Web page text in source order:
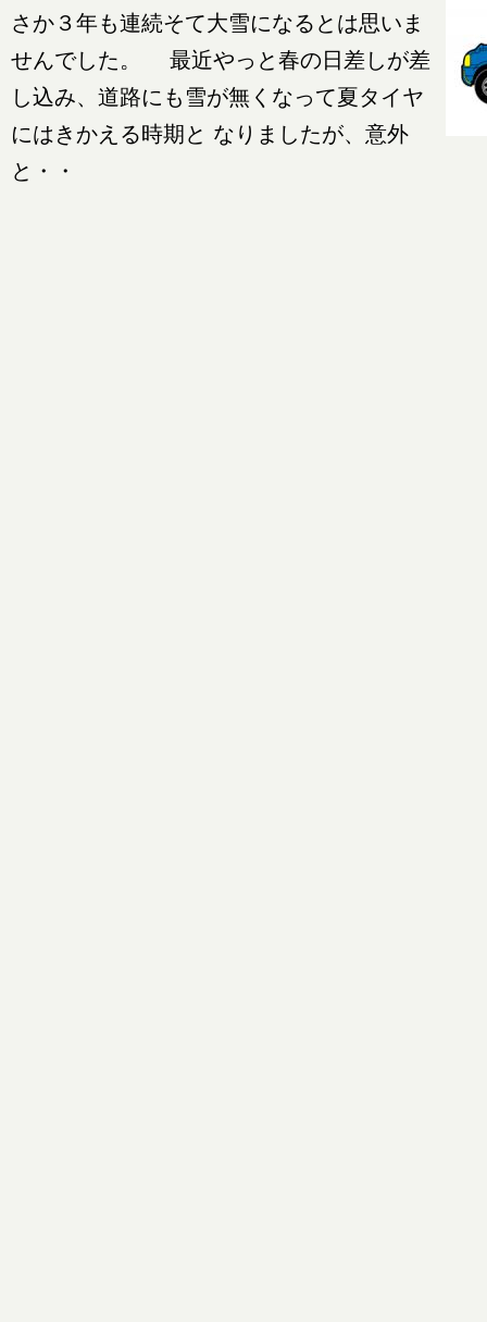
さか３年も連続そて大雪になるとは思いま
せんでした。 最近やっと春の日差しが差
し込み、道路にも雪が無くなって夏タイヤ
にはきかえる時期と なりましたが、意外
と・・